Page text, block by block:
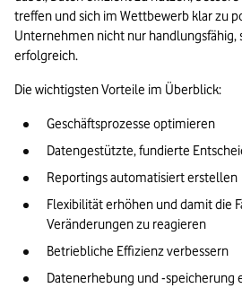
treffen und sich im Wettbewerb klar zu
Unternehmen nicht nur handlungsfähig,
erfolgreich.
Die wichtigsten Vorteile im Überblick:
Geschäftsprozesse optimieren
Datengestützte, fundierte
Reportings automatisiert erstellen
Flexibilität erhöhen und damit die
Veränderungen zu reagieren
Betriebliche Effizienz verbessern
Datenerhebung und -speicherung